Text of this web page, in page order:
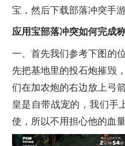
宝，然后下载部落冲突手
应用宝部落冲突如何完成
一、首先我们参考下图的
先把基地里的投石炮摧毁
们在加农炮的右边放上弓
皇是自带战宠的，我们手
使，所以不用担心他的血量